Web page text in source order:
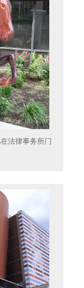
法律事务所门